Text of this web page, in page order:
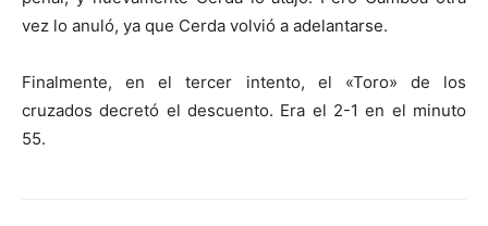
vez lo anuló, ya que Cerda volvió a adelantarse.
Finalmente, en el tercer intento, el «Toro» de los
cruzados decretó el descuento. Era el 2-1 en el minuto
55.